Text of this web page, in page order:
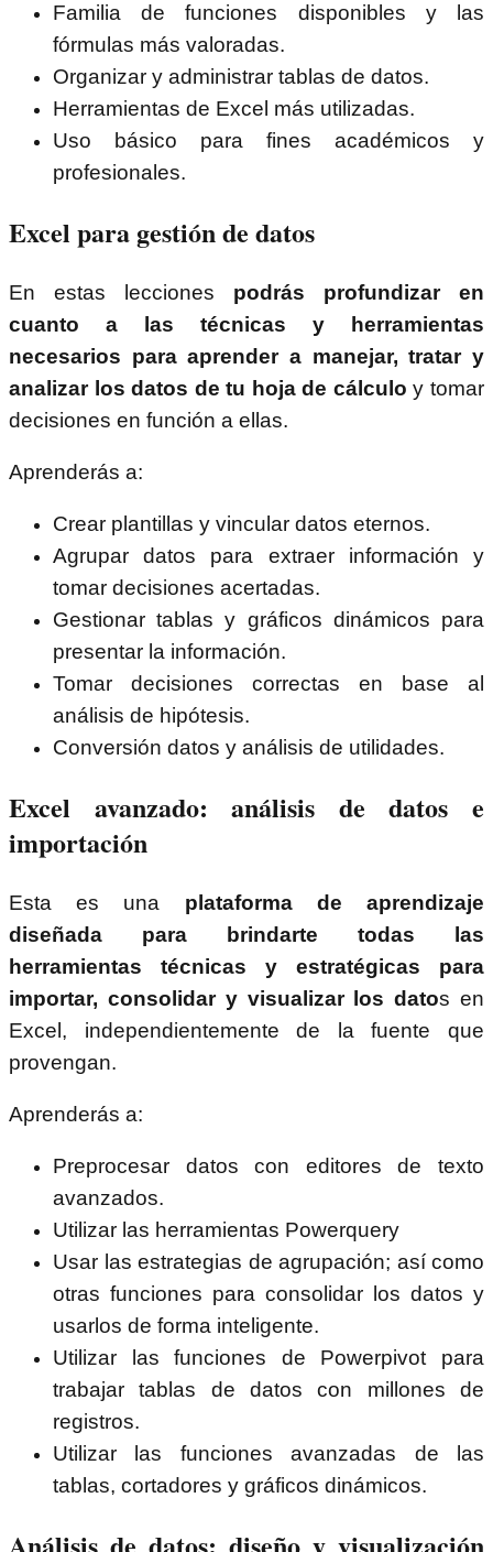
Familia de funciones disponibles y las
fórmulas más valoradas.
Organizar y administrar tablas de datos.
Herramientas de Excel más utilizadas.
Uso básico para fines académicos y
profesionales.
Excel para gestión de datos
En estas lecciones podrás profundizar en
cuanto a las técnicas y herramientas
necesarios para aprender a manejar, tratar y
analizar los datos de tu hoja de cálculo y tomar
decisiones en función a ellas.
Aprenderás a:
Crear plantillas y vincular datos eternos.
Agrupar datos para extraer información y
tomar decisiones acertadas.
Gestionar tablas y gráficos dinámicos para
presentar la información.
Tomar decisiones correctas en base al
análisis de hipótesis.
Conversión datos y análisis de utilidades.
Excel avanzado: análisis de datos e
importación
Esta es una plataforma de aprendizaje
diseñada para brindarte todas las
herramientas técnicas y estratégicas para
importar, consolidar y visualizar los datos en
Excel, independientemente de la fuente que
provengan.
Aprenderás a:
Preprocesar datos con editores de texto
avanzados.
Utilizar las herramientas Powerquery
Usar las estrategias de agrupación; así como
otras funciones para consolidar los datos y
usarlos de forma inteligente.
Utilizar las funciones de Powerpivot para
trabajar tablas de datos con millones de
registros.
Utilizar las funciones avanzadas de las
tablas, cortadores y gráficos dinámicos.